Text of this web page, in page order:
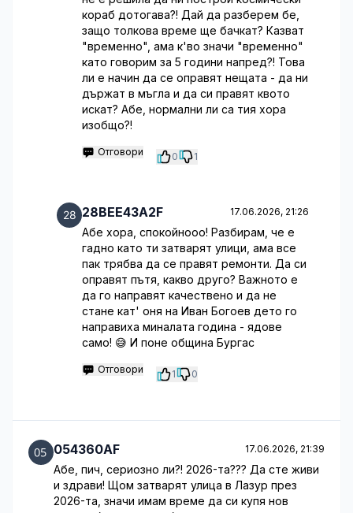
кораб дотогава?! Дай да разберем бе,
защо толкова време ще бачкат? Казват
"временно", ама к'во значи "временно"
като говорим за 5 години напред?! Това
ли е начин да се оправят нещата - да ни
държат в мъгла и да си правят квото
искат? Абе, нормални ли са тия хора
изобщо?!
Отговори 0 1
28BEE43A2F 17.06.2026, 21:26
Абе хора, спокойнооо! Разбирам, че е
гадно като ти затварят улици, ама все
пак трябва да се правят ремонти. Да си
оправят пътя, какво друго? Важното е
да го направят качествено и да не
стане кат' оня на Иван Богоев дето го
направиха миналата година - ядове
само! 😅 И поне община Бургас
Отговори 1 0
054360AF 17.06.2026, 21:39
Абе, пич, сериозно ли?! 2026-та??? Да сте живи
и здрави! Щом затварят улица в Лазур през
2026-та, значи имам време да си купя нов